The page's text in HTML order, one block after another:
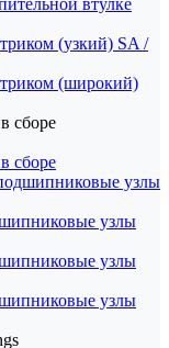
втулке
(узкий) SA /
(широкий)
сборе
сборе
узлы
узлы
узлы
узлы